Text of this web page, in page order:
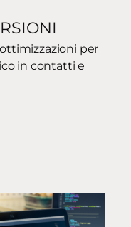
per
in contatti e